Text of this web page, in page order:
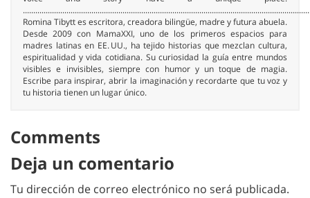
Romina Tibytt es escritora, creadora bilingüe, madre y futura abuela.
Desde 2009 con MamaXXI, uno de los primeros espacios para
madres latinas en EE. UU., ha tejido historias que mezclan cultura,
espiritualidad y vida cotidiana. Su curiosidad la guía entre mundos
visibles e invisibles, siempre con humor y un toque de magia.
Escribe para inspirar, abrir la imaginación y recordarte que tu voz y
tu historia tienen un lugar único.
Comments
Deja un comentario
Tu dirección de correo electrónico no será publicada.